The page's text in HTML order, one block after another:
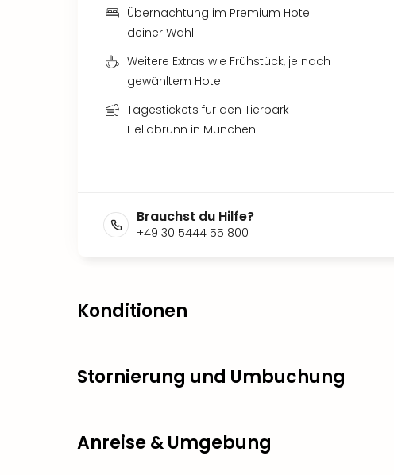
Übernachtung im Premium Hotel
deiner Wahl
Weitere Extras wie Frühstück, je nach
gewähltem Hotel
Tagestickets für den Tierpark
Hellabrunn in München
Brauchst du Hilfe?
+49 30 5444 55 800
Konditionen
Stornierung und Umbuchung
Anreise & Umgebung